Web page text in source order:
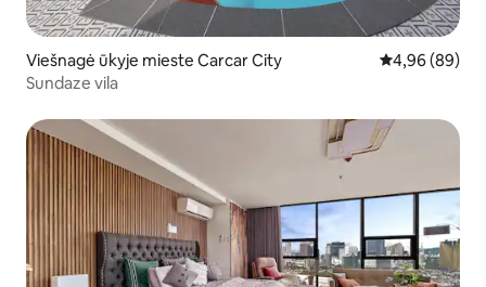
Viešnagė ūkyje mieste Carcar City Vidutinis
4,96 (89)
Sundaze vila